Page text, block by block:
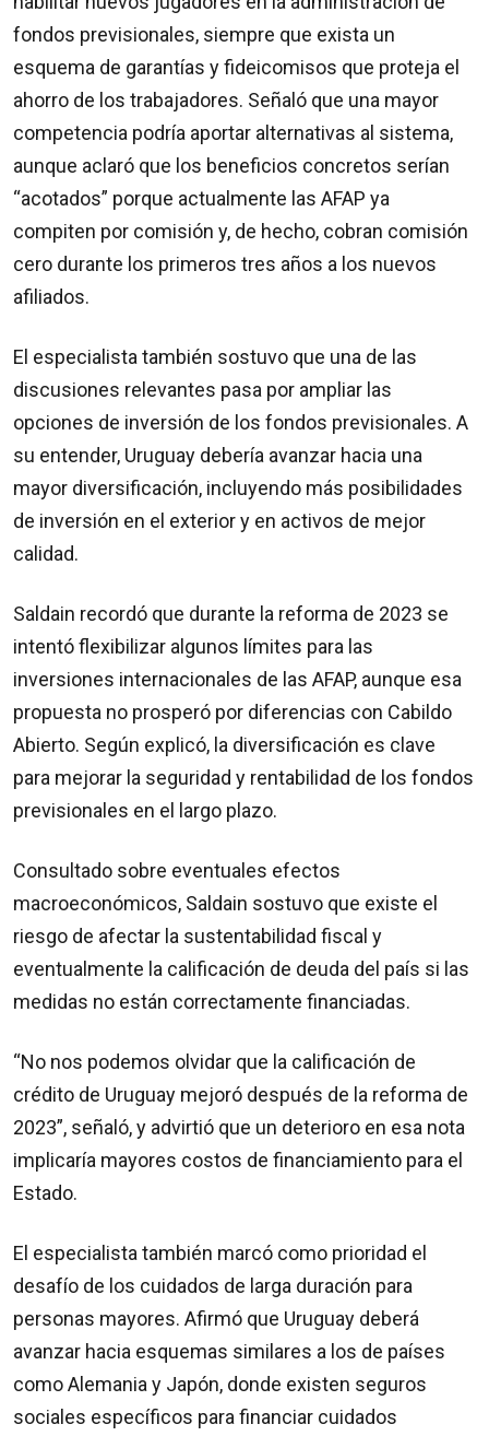
fondos previsionales, siempre que exista un
esquema de garantías y fideicomisos que proteja el
ahorro de los trabajadores. Señaló que una mayor
competencia podría aportar alternativas al sistema,
aunque aclaró que los beneficios concretos serían
“acotados” porque actualmente las AFAP ya
compiten por comisión y, de hecho, cobran comisión
cero durante los primeros tres años a los nuevos
afiliados.
El especialista también sostuvo que una de las
discusiones relevantes pasa por ampliar las
opciones de inversión de los fondos previsionales. A
su entender, Uruguay debería avanzar hacia una
mayor diversificación, incluyendo más posibilidades
de inversión en el exterior y en activos de mejor
calidad.
Saldain recordó que durante la reforma de 2023 se
intentó flexibilizar algunos límites para las
inversiones internacionales de las AFAP, aunque esa
propuesta no prosperó por diferencias con Cabildo
Abierto. Según explicó, la diversificación es clave
para mejorar la seguridad y rentabilidad de los fondos
previsionales en el largo plazo.
Consultado sobre eventuales efectos
macroeconómicos, Saldain sostuvo que existe el
riesgo de afectar la sustentabilidad fiscal y
eventualmente la calificación de deuda del país si las
medidas no están correctamente financiadas.
“No nos podemos olvidar que la calificación de
crédito de Uruguay mejoró después de la reforma de
2023”, señaló, y advirtió que un deterioro en esa nota
implicaría mayores costos de financiamiento para el
Estado.
El especialista también marcó como prioridad el
desafío de los cuidados de larga duración para
personas mayores. Afirmó que Uruguay deberá
avanzar hacia esquemas similares a los de países
como Alemania y Japón, donde existen seguros
sociales específicos para financiar cuidados